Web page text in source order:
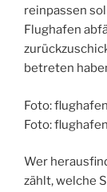
reinpassen
Flughafen
betreten
Foto:
Foto:
Wer
zählt, welche